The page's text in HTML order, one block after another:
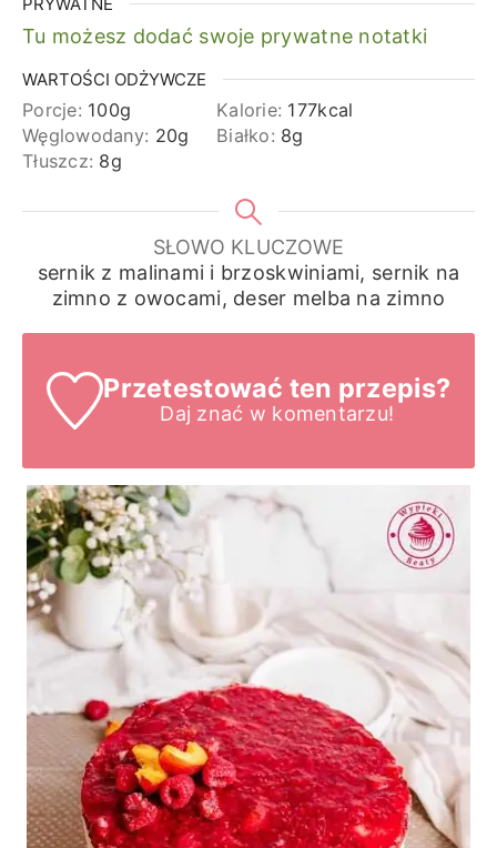
PRYWATNE
Tu możesz dodać swoje prywatne notatki
WARTOŚCI ODŻYWCZE
Porcje: 100g Kalorie: 177kcal
Węglowodany: 20g Białko: 8g
Tłuszcz: 8g
SŁOWO KLUCZOWE
sernik z malinami i brzoskwiniami, sernik na
zimno z owocami, deser melba na zimno
Przetestować ten przepis?
Daj znać w komentarzu!